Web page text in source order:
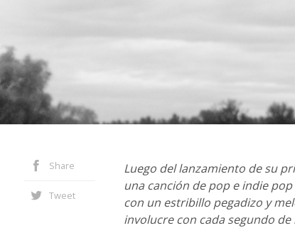
Share
Tweet
Luego del lanzamiento de su
una canción de pop e indie
con un estribillo pegadizo y
involucre con cada segundo de